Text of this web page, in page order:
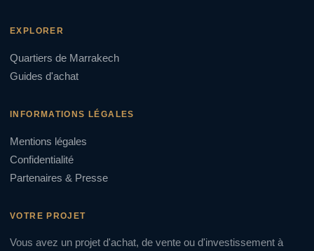
EXPLORER
Quartiers de Marrakech
Guides d'achat
INFORMATIONS LÉGALES
Mentions légales
Confidentialité
Partenaires & Presse
VOTRE PROJET
Vous avez un projet d'achat, de vente ou d'investissement à